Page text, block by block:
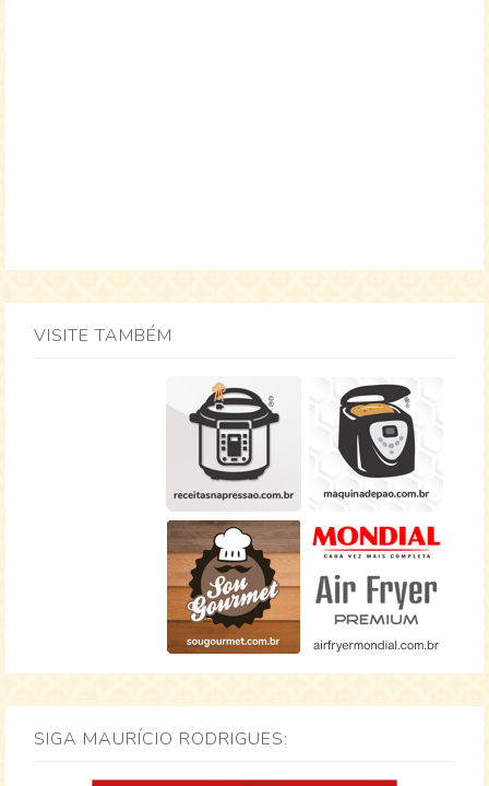
VISITE TAMBÉM
SIGA MAURÍCIO RODRIGUES: